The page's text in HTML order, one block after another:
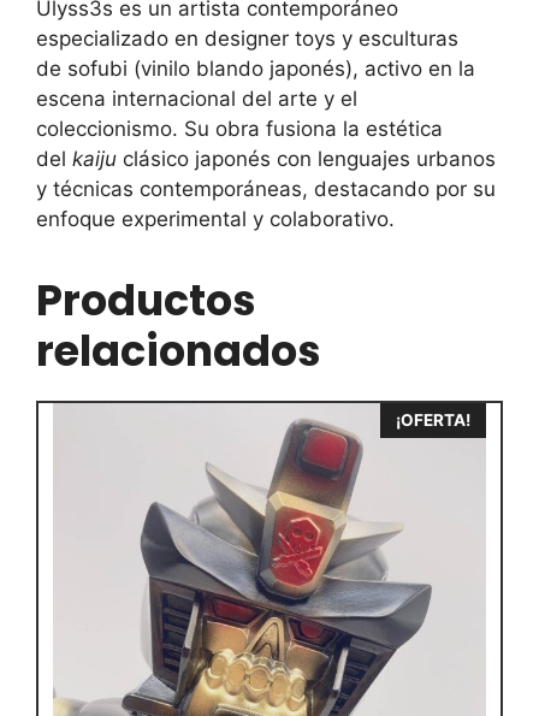
Ulyss3s es un artista contemporáneo
especializado en designer toys y esculturas
de sofubi (vinilo blando japonés), activo en la
escena internacional del arte y el
coleccionismo. Su obra fusiona la estética
del kaiju clásico japonés con lenguajes urbanos
y técnicas contemporáneas, destacando por su
enfoque experimental y colaborativo.
Productos
relacionados
¡OFERTA!